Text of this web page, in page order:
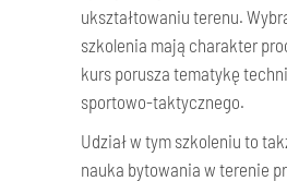
ukształtowaniu terenu.
szkolenia mają charakter
kurs porusza tematykę
sportowo-taktycznego.
Udział w tym szkoleniu to
nauka bytowania w terenie